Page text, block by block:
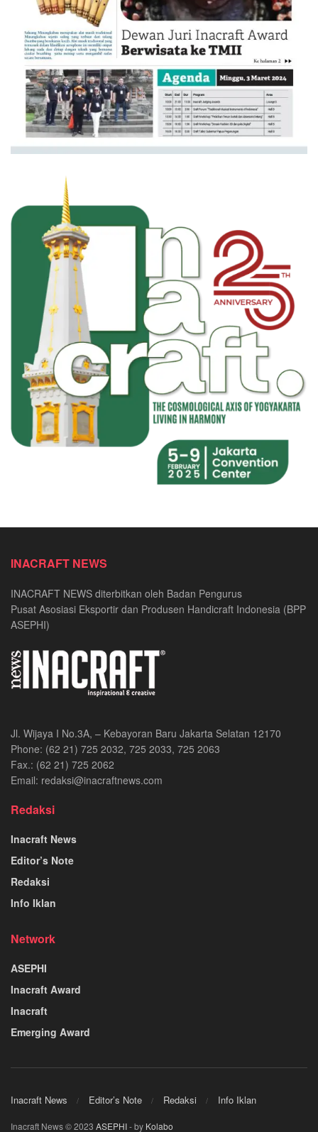
INACRAFT NEWS
INACRAFT NEWS diterbitkan oleh Badan Pengurus
Pusat Asosiasi Eksportir dan Produsen Handicraft Indonesia (BPP
ASEPHI)
Jl. Wijaya I No.3A, – Kebayoran Baru Jakarta Selatan 12170
Phone: (62 21) 725 2032, 725 2033, 725 2063
Fax.: (62 21) 725 2062
Email: redaksi@inacraftnews.com
Redaksi
Inacraft News
Editor’s Note
Redaksi
Info Iklan
Network
ASEPHI
Inacraft Award
Inacraft
Emerging Award
Inacraft News Editor’s Note Redaksi Info Iklan
Inacraft News © 2023 ASEPHI- by Kolabo